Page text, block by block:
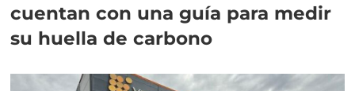
cuentan con una guía para medir
su huella de carbono